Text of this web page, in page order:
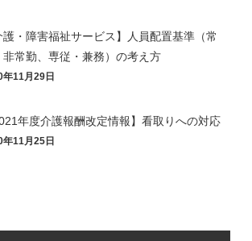
護・障害福祉サービス】人員配置基準（常
非常勤、専従・兼務）の考え方
年11月29日
年度介護報酬改定情報】看取りへの対応
年11月25日